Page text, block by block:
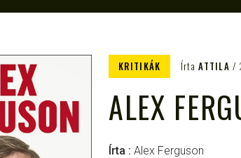
KRITIKÁK ÍrtaATTILA
ALEX
Írta : Alex Ferguson